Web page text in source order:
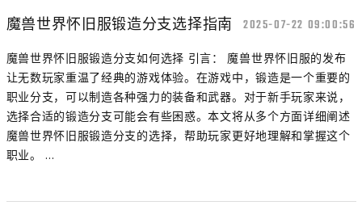
魔兽世界怀旧服锻造分支选择指南 2025-07-22 09:00:56
魔兽世界怀旧服锻造分支如何选择 引言： 魔兽世界怀旧服的发布
让无数玩家重温了经典的游戏体验。在游戏中，锻造是一个重要的
职业分支，可以制造各种强力的装备和武器。对于新手玩家来说，
选择合适的锻造分支可能会有些困惑。本文将从多个方面详细阐述
魔兽世界怀旧服锻造分支的选择，帮助玩家更好地理解和掌握这个
职业。 ...